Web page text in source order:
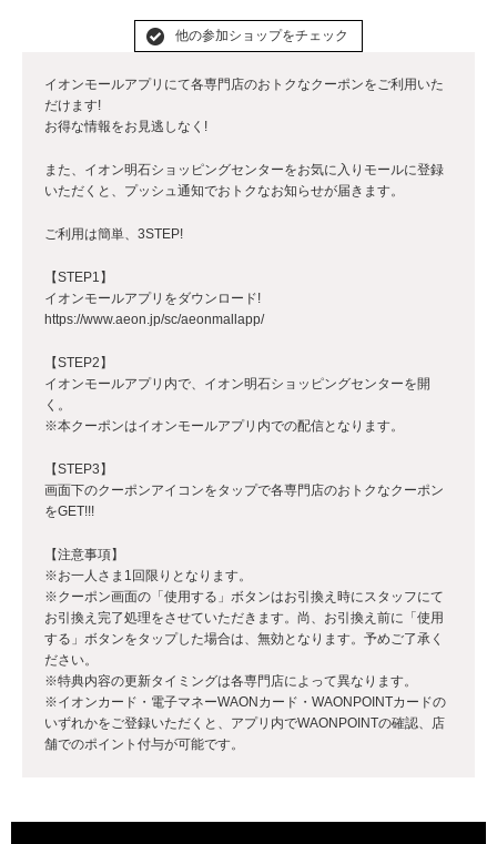
他の参加ショップをチェック
イオンモールアプリにて各専門店のおトクなクーポンをご利用いた
だけます!
お得な情報をお見逃しなく!
また、イオン明石ショッピングセンターをお気に入りモールに登録
いただくと、プッシュ通知でおトクなお知らせが届きます。
ご利用は簡単、3STEP!
【STEP1】
イオンモールアプリをダウンロード!
https://www.aeon.jp/sc/aeonmallapp/
【STEP2】
イオンモールアプリ内で、イオン明石ショッピングセンターを開
く。
※本クーポンはイオンモールアプリ内での配信となります。
【STEP3】
画面下のクーポンアイコンをタップで各専門店のおトクなクーポン
をGET!!!
【注意事項】
※お一人さま1回限りとなります。
※クーポン画面の「使用する」ボタンはお引換え時にスタッフにて
お引換え完了処理をさせていただきます。尚、お引換え前に「使用
する」ボタンをタップした場合は、無効となります。予めご了承く
ださい。
※特典内容の更新タイミングは各専門店によって異なります。
※イオンカード・電子マネーWAONカード・WAONPOINTカードの
いずれかをご登録いただくと、アプリ内でWAONPOINTの確認、店
舗でのポイント付与が可能です。